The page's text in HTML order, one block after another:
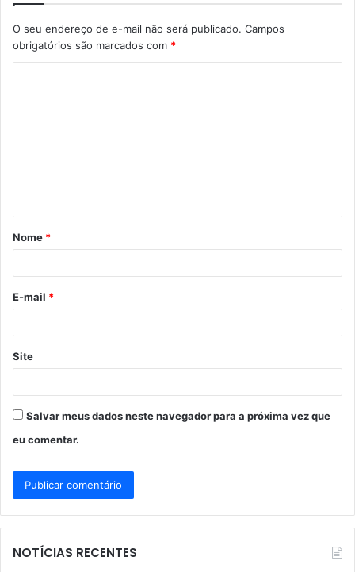
O seu endereço de e-mail não será publicado. Campos
obrigatórios são marcados com *
á
r
*
Nome *
E-mail *
Site
Salvar meus dados neste navegador para a próxima vez que
eu comentar.
NOTÍCIAS RECENTES